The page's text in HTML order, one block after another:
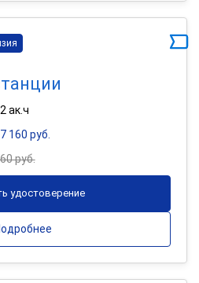
ак.ч
160 руб.
руб.
удостоверение